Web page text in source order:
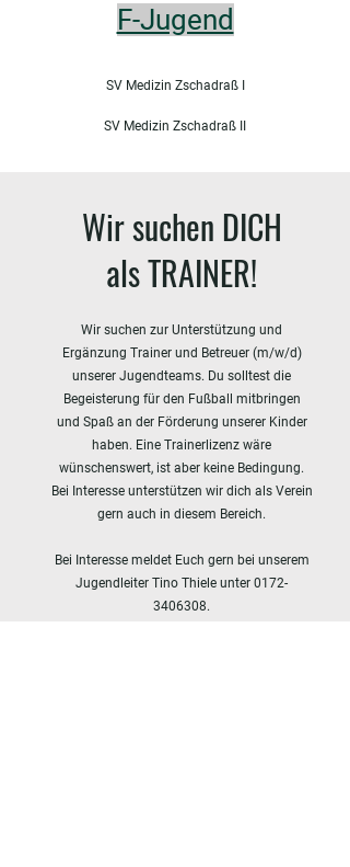
F-Jugend
SV Medizin Zschadraß I
SV Medizin Zschadraß II
Wir suchen DICH
als TRAINER!
Wir suchen zur Unterstützung und
Ergänzung Trainer und Betreuer (m/w/d)
unserer Jugendteams. Du solltest die
Begeisterung für den Fußball mitbringen
und Spaß an der Förderung unserer Kinder
haben. Eine Trainerlizenz wäre
wünschenswert, ist aber keine Bedingung.
Bei Interesse unterstützen wir dich als Verein
gern auch in diesem Bereich.
Bei Interesse meldet Euch gern bei unserem
Jugendleiter Tino Thiele unter 0172-
3406308.